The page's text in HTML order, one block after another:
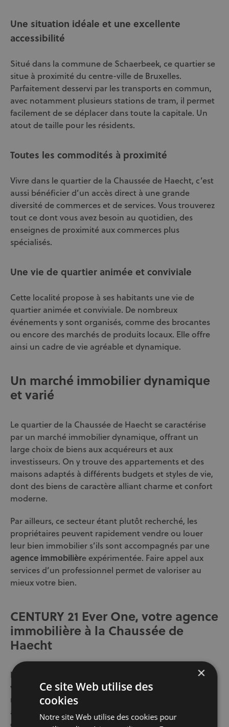
Une situation idéale et une excellente
accessibilité
Situé dans la commune de Schaerbeek, ce quartier se
situe à proximité du centre-ville de Bruxelles.
Parfaitement desservi par les transports en commun,
avec notamment plusieurs stations de tram, il permet
facilement de se déplacer dans toute la capitale. Un
atout de taille pour les résidents.
Toutes les commodités à proximité
Vivre dans le quartier de la Chaussée de Haecht, c’est
aussi bénéficier d’un accès direct à une grande
diversité de commerces et de services. Vous trouverez
tout ce dont vous avez besoin au quotidien, des
enseignes de proximité aux commerces plus
spécialisés.
Une vie de quartier animée et conviviale
Cette localité propose à ses habitants une vie de
quartier animée et conviviale. De nombreux
événements y sont organisés, comme des brocantes
ou encore des marchés de produits locaux. Elle offre
ainsi un cadre de vie agréable et dynamique.
Un marché immobilier dynamique
et varié
Le quartier de la Chaussée de Haecht se caractérise
par un marché immobilier dynamique, offrant un
large choix de biens aux acquéreurs et aux
investisseurs. On y trouve des appartements et des
maisons adaptés à différents budgets et styles de vie,
dont des biens de caractère alliant charme et confort
moderne.
Par ailleurs, ce secteur étant plutôt recherché, les
propriétaires peuvent rapidement vendre ou louer
leur bien immobilier s’ils sont accompagnés par une
agence immobilière expérimentée. Faire appel aux
services d’un professionnel permet de valoriser au
mieux votre bien.
CENTURY 21 Ever One, votre agence
immobilière à la Chaussée de
Haecht
Notre agence immobilière CENTURY 21 Ever One est
votre partenaire idéal pour tous vos projets. Forts de
notre expertise du marché local, nous vous offrons un
accompagnement sur-mesure et des services de
qualité.
×
Ce site Web utilise des
cookies
Notre site Web utilise des cookies pour